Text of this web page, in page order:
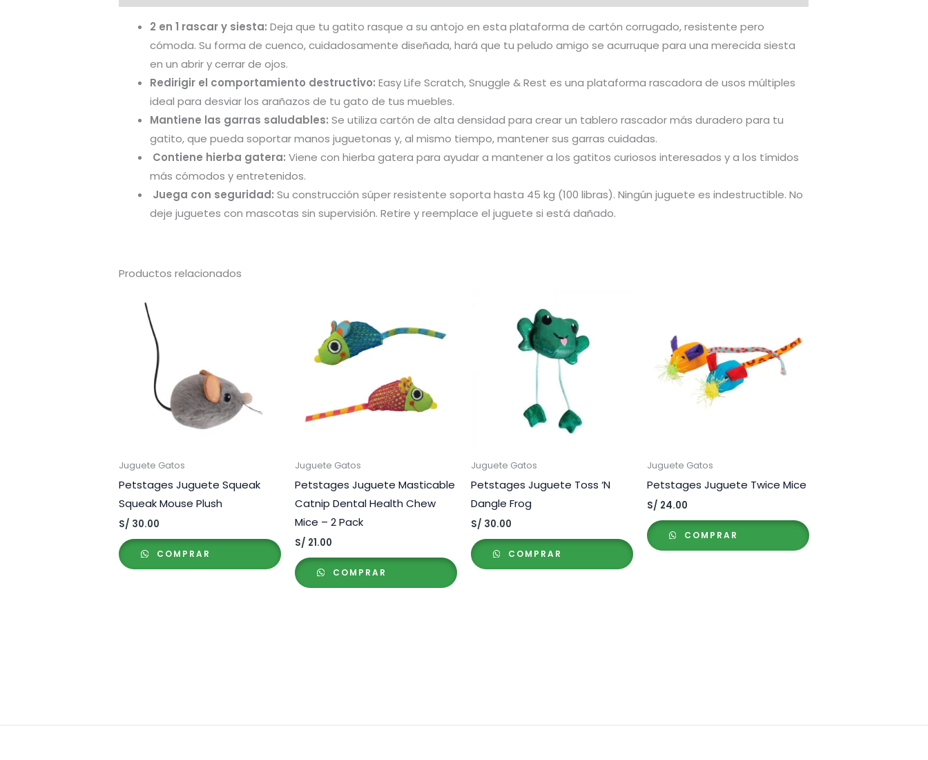
2 en 1 rascar y siesta:Deja que tu gatito rasque a su antojo en esta plataforma de cartón corrugado, resistente pero
cómoda. Su forma de cuenco, cuidadosamente diseñada, hará que tu peludo amigo se acurruque para una merecida siesta
en un abrir y cerrar de ojos.
Redirigir el comportamiento destructivo:Easy Life Scratch, Snuggle & Rest es una plataforma rascadora de usos múltiples
ideal para desviar los arañazos de tu gato de tus muebles.
Mantiene las garras saludables:Se utiliza cartón de alta densidad para crear un tablero rascador más duradero para tu
gatito, que pueda soportar manos juguetonas y, al mismo tiempo, mantener sus garras cuidadas.
Contiene hierba gatera:Viene con hierba gatera para ayudar a mantener a los gatitos curiosos interesados ​​y a los tímidos
más cómodos y entretenidos.
Juega con seguridad:Su construcción súper resistente soporta hasta 45 kg (100 libras). Ningún juguete es indestructible. No
deje juguetes con mascotas sin supervisión. Retire y reemplace el juguete si está dañado.
Productos relacionados
Juguete Gatos
Petstages Juguete Squeak
Squeak Mouse Plush
S/ 30.00
COMPRAR
Juguete Gatos
Petstages Juguete Masticable
Catnip Dental Health Chew
Mice – 2 Pack
S/ 21.00
COMPRAR
Juguete Gatos
Petstages Juguete Toss ‘N
Dangle Frog
S/ 30.00
COMPRAR
Juguete Gatos
Petstages Juguete Twice Mice
S/ 24.00
COMPRAR